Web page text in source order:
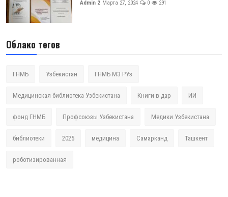
Admin 2 Марта 27, 2024 0 291
Облако тегов
ГНМБ Узбекистан ГНМБ МЗ РУз
Медицинская библиотека Узбекистана Книги в дар ИИ
фонд ГНМБ Профсоюзы Узбекистана Медики Узбекистана
библиотеки 2025 медицина Самарканд Ташкент
роботизированная